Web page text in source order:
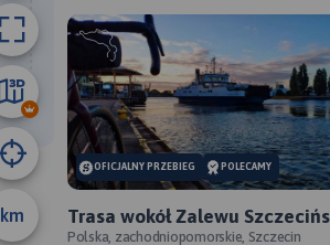
km
68 km
OFICJALNY PRZEBIEG POLECAMY
Trasa wokół Zalewu
- oficjalny przebieg szlaku
Polska, zachodniopomorskie, Szczecin